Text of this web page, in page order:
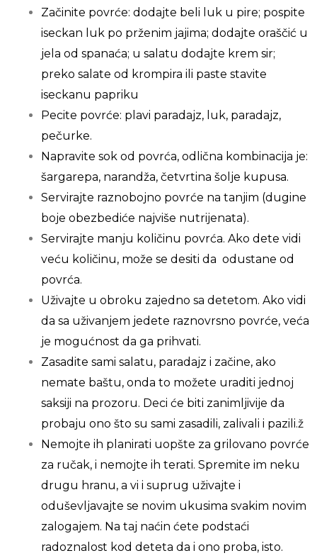
Začinite povrće: dodajte beli luk u pire; pospi­te
iseckan luk po prženim jajima; dodajte oraščić u
jela od spanaća; u salatu dodajte krem sir;
preko salate od krompira ili paste stavite
iseckanu papriku
Pecite povrće: plavi paradajz, luk, paradajz,
pečurke.
Napravite sok od povrća, odlična kombinacija je:
šargarepa, narandža, četvrtina šolje kupu­sa.
Servirajte raznobojno povrće na tanjim (dugi­ne
boje obezbediće najviše nutrijenata).
Servirajte manju količinu povrća. Ako dete vi­di
veću količinu, može se desiti da odustane od
povrća.
Uživajte u obroku zajedno sa detetom. Ako vi­di
da sa uživanjem jedete raznovrsno povrće, veća
je mogućnost da ga prihvati.
Zasadite sami salatu, paradajz i začine, ako
nemate baštu, onda to možete uraditi jednoj
saksiji na prozoru. Deci će biti zanimljivije da
probaju ono što su sami zasadili, zalivali i pazili.ž
Nemojte ih planirati uopšte za grilovano povrće
za ručak, i nemojte ih terati. Spremite im neku
drugu hranu, a vi i suprug uživajte i
oduševljavajte se novim ukusima svakim novim
zalogajem. Na taj naćin ćete podstaći
radoznalost kod deteta da i ono proba, isto.